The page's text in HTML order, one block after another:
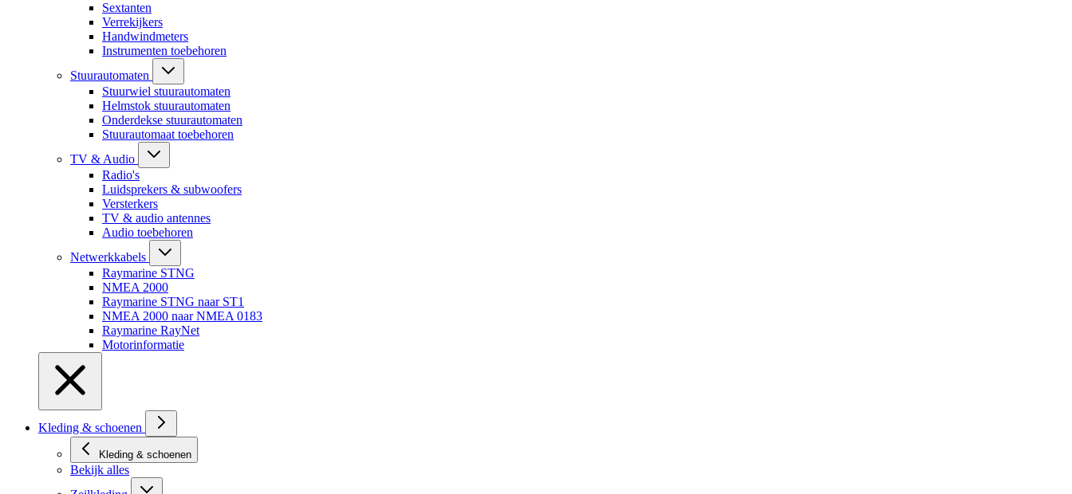
Sextanten
Verrekijkers
Handwindmeters
Instrumenten toebehoren
Stuurautomaten
Stuurwiel stuurautomaten
Helmstok stuurautomaten
Onderdekse stuurautomaten
Stuurautomaat toebehoren
TV & Audio
Radio's
Luidsprekers & subwoofers
Versterkers
TV & audio antennes
Audio toebehoren
Netwerkkabels
Raymarine STNG
NMEA 2000
Raymarine STNG naar ST1
NMEA 2000 naar NMEA 0183
Raymarine RayNet
Motorinformatie
Kleding & schoenen
Kleding & schoenen
Bekijk alles